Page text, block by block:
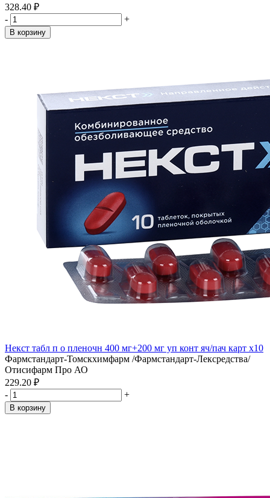
328.40 ₽
-
+
В корзину
Некст табл п о пленочн 400 мг+200 мг уп конт яч/пач карт x10
Фармстандарт-Томскхимфарм /Фармстандарт-Лексредства/
Отисифарм Про АО
229.20 ₽
-
+
В корзину